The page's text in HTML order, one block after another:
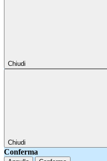
Chiudi
Chiudi
Conferma